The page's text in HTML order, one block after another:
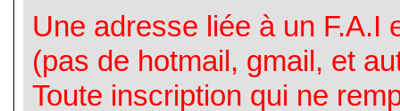
Une adresse liée à un F.A.I
(pas de hotmail, gmail, et
Toute inscription qui ne